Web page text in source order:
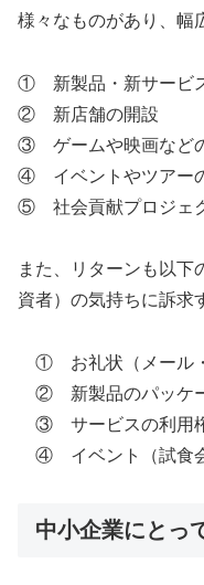
様々なものがあり、幅
① 新製品・新サービ
② 新店舗の開設
③ ゲームや映画など
④ イベントやツアー
⑤ 社会貢献プロジェ
また、リターンも以下
資者）の気持ちに訴求
① お礼状（メール・
② 新製品のパッケ
③ サービスの利用
④ イベント（試食会
中小企業にとっ